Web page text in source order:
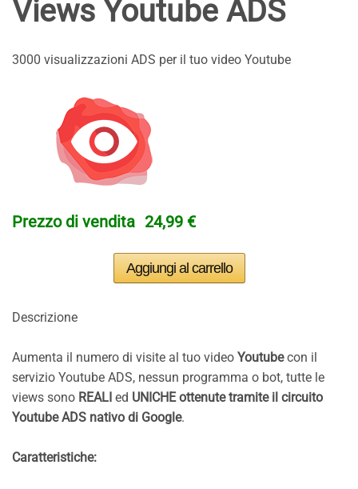
Views Youtube ADS
3000 visualizzazioni ADS per il tuo video Youtube
Prezzo di vendita 24,99 €
Descrizione
Aumenta il numero di visite al tuo video Youtubecon il
servizio Youtube ADS, nessun programma o bot, tutte le
views sono REALI ed UNICHE ottenute tramite il circuito
Youtube ADS nativo di Google.
Caratteristiche: